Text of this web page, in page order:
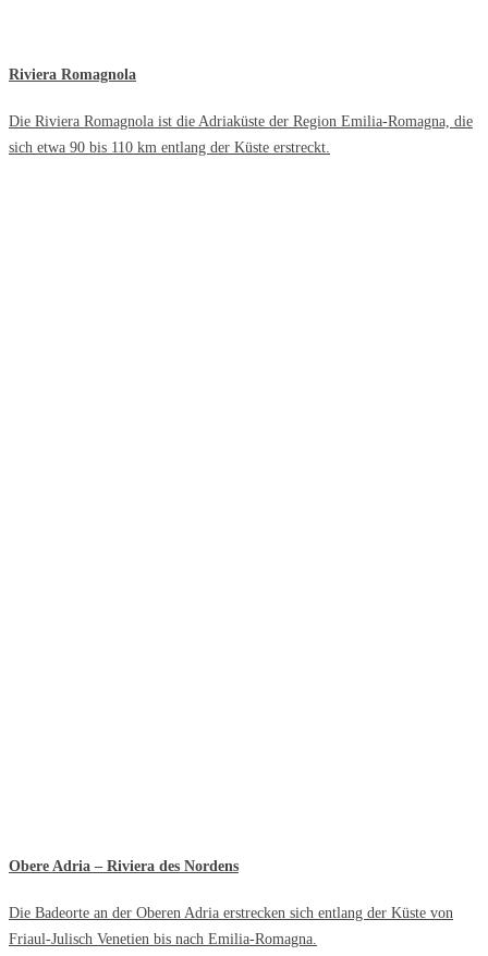
Riviera Romagnola
Die Riviera Romagnola ist die Adriaküste der Region Emilia-Romagna, die
sich etwa 90 bis 110 km entlang der Küste erstreckt.
Obere Adria – Riviera des Nordens
Die Badeorte an der Oberen Adria erstrecken sich entlang der Küste von
Friaul-Julisch Venetien bis nach Emilia-Romagna.